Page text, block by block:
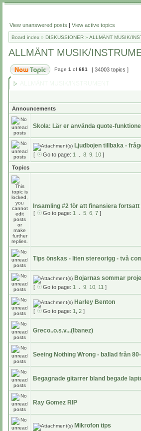
View unanswered posts | View active topics
Board index » DISKUSSIONER » ALLMÄNT MUSIK/
ALLMÄNT MUSIK/
Page 1 of 681 [ 34003 topics ]
Announcements
Skola: Lär er använda quote-
Ljudbojen tillbaka -
[ Go to page: 1 8 9 10 ]
Topics
Insamling #2 för att finansiera
[ Go to page: 1 5 6 7 ]
Tips önskas - liten stereorigg - två
Bojarnas sommar
[ Go to page: 1 9 10 11 ]
Harley Benton
[ Go to page: 1 2 ]
Greco..o.s.v...(Ibanez)
Seeing Nothing Wrong - ballad från
Begagnade gitarrer bland begade
Ray Gomez RIP
Mikrofon tips